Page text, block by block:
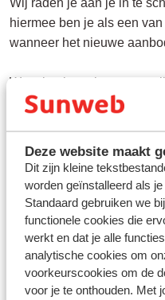
Deze website maakt
Dit zijn kleine
worden geïnstalleerd als
Standaard gebruiken we
functionele cookies die
werkt en dat je alle
analytische cookies om
voorkeurscookies om de
voor je te onthouden. Met
Wij raden je aan je in te
hiermee ben je als een
wanneer het nieuwe
Weet je al precies naar
wilt, maar is deze nog niet
service inschrijven door
op de
'Ontvang
Vragen over hetzelfde